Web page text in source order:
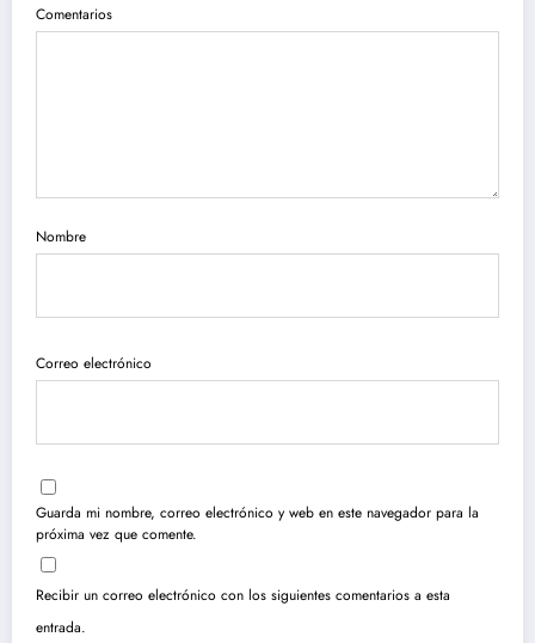
Comentarios
Nombre
Correo electrónico
Guarda mi nombre, correo electrónico y web en este navegador para la
próxima vez que comente.
Recibir un correo electrónico con los siguientes comentarios a esta
entrada.